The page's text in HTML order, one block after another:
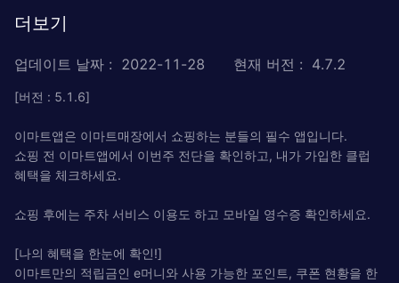
더보기
업데이트 날짜 : 2022-11-28 현재 버전 : 4.7.2
[버전 : 5.1.6]
이마트앱은 이마트매장에서 쇼핑하는 분들의 필수 앱입니다.
쇼핑 전 이마트앱에서 이번주 전단을 확인하고, 내가 가입한 클럽
혜택을 체크하세요.
쇼핑 후에는 주차 서비스 이용도 하고 모바일 영수증 확인하세요.
[나의 혜택을 한눈에 확인!]
이마트만의 적립금인 e머니와 사용 가능한 포인트, 쿠폰 현황을 한